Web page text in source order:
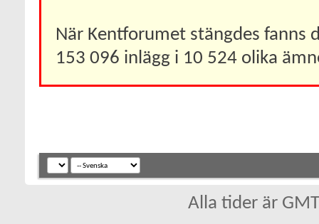
När Kentforumet stängdes fanns
153 096 inlägg i 10 524 olika
Alla tider är